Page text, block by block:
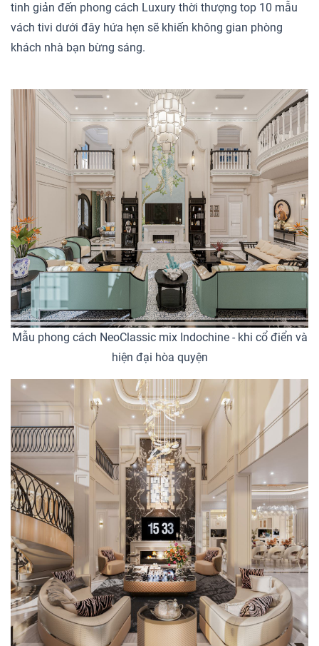
tinh giản đến phong cách Luxury thời thượng top 10 mẫu
vách tivi dưới đây hứa hẹn sẽ khiến không gian phòng
khách nhà bạn bừng sáng.
Mẫu phong cách NeoClassic mix Indochine - khi cổ điển và
hiện đại hòa quyện